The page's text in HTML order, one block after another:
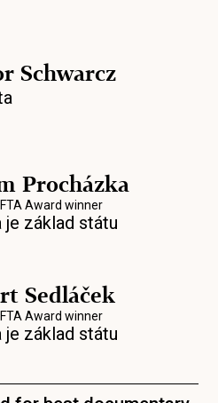
Schwarcz
Procházka
Award winner
je základ státu
Sedláček
Award winner
je základ státu